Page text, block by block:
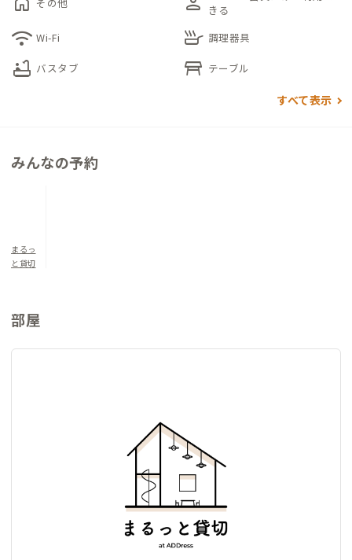
寝室として利用できる個室にはダブルベッドと同伴者用の和布
団をご用意、専用バルコニーがあり、明るい自然光が入ります。
バルコニーはお仕事の合間のリフレッシュにも利用できます。
すが、家のある江戸川区は東京23区で最大面積を誇る公園の多
プールや卓球、バドミントンも楽しめます。
その他
きる
wifi Wi-Fi skillet 調理器具
bathtub バスタブ table_restaurant テーブル
すべて表示
みんなの予約
まるっ
と貸切
部屋